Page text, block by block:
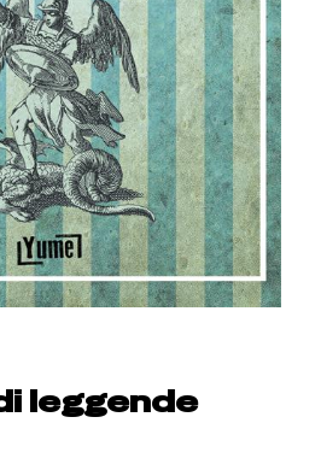
leggende